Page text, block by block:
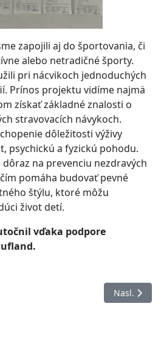
zapojili aj do športovania, či
alebo netradičné športy.
pri nácvikoch jednoduchých
Prínos projektu vidíme najmä
získať základné znalosti o
stravovacích návykoch.
dôležitosti výživy
psychickú a fyzickú pohodu.
na prevenciu nezdravých
pomáha budovať pevné
štýlu, ktoré môžu
život detí.
vďaka podpore
projekt programovania s LEGO
Nasl.